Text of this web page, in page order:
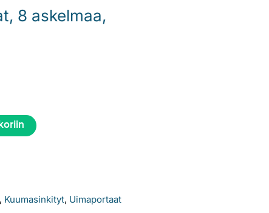
8 askelmaa,
, Kuumasinkityt, Uimaportaat